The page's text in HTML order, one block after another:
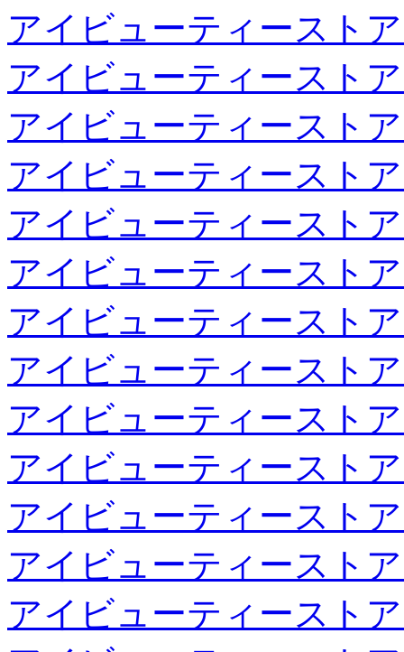
アイビューティースト
アイビューティースト
アイビューティースト
アイビューティースト
アイビューティースト
アイビューティースト
アイビューティースト
アイビューティースト
アイビューティースト
アイビューティースト
アイビューティースト
アイビューティースト
アイビューティースト